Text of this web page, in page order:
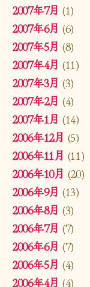
2007年7月 (1)
2007年6月 (6)
2007年5月 (8)
2007年4月 (11)
2007年3月 (3)
2007年2月 (4)
2007年1月 (14)
2006年12月 (5)
2006年11月 (11)
2006年10月 (20)
2006年9月 (13)
2006年8月 (3)
2006年7月 (7)
2006年6月 (7)
2006年5月 (4)
2006年4月 (4)